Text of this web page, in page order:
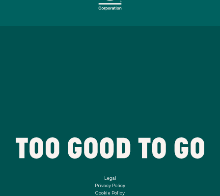
Legal
Privacy Policy
Cookie Policy